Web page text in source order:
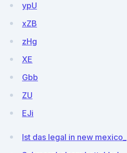
ypU
xZB
zHg
XE
Gbb
ZU
EJi
Ist das legal in new mexico_